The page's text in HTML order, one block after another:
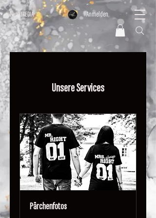
Rank MEDIA Anmelden
Unsere Services
Pärchenfotos